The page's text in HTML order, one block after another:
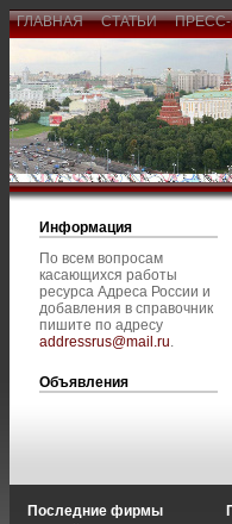
ГЛАВНАЯ СТАТЬИ
Информация
По всем вопросам
касающихся работы
ресурса Адреса России и
добавления в справочник
пишите по адресу
addressrus@mail.ru.
Объявления
Последние фирмы